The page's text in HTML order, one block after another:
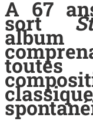
A 67
sort